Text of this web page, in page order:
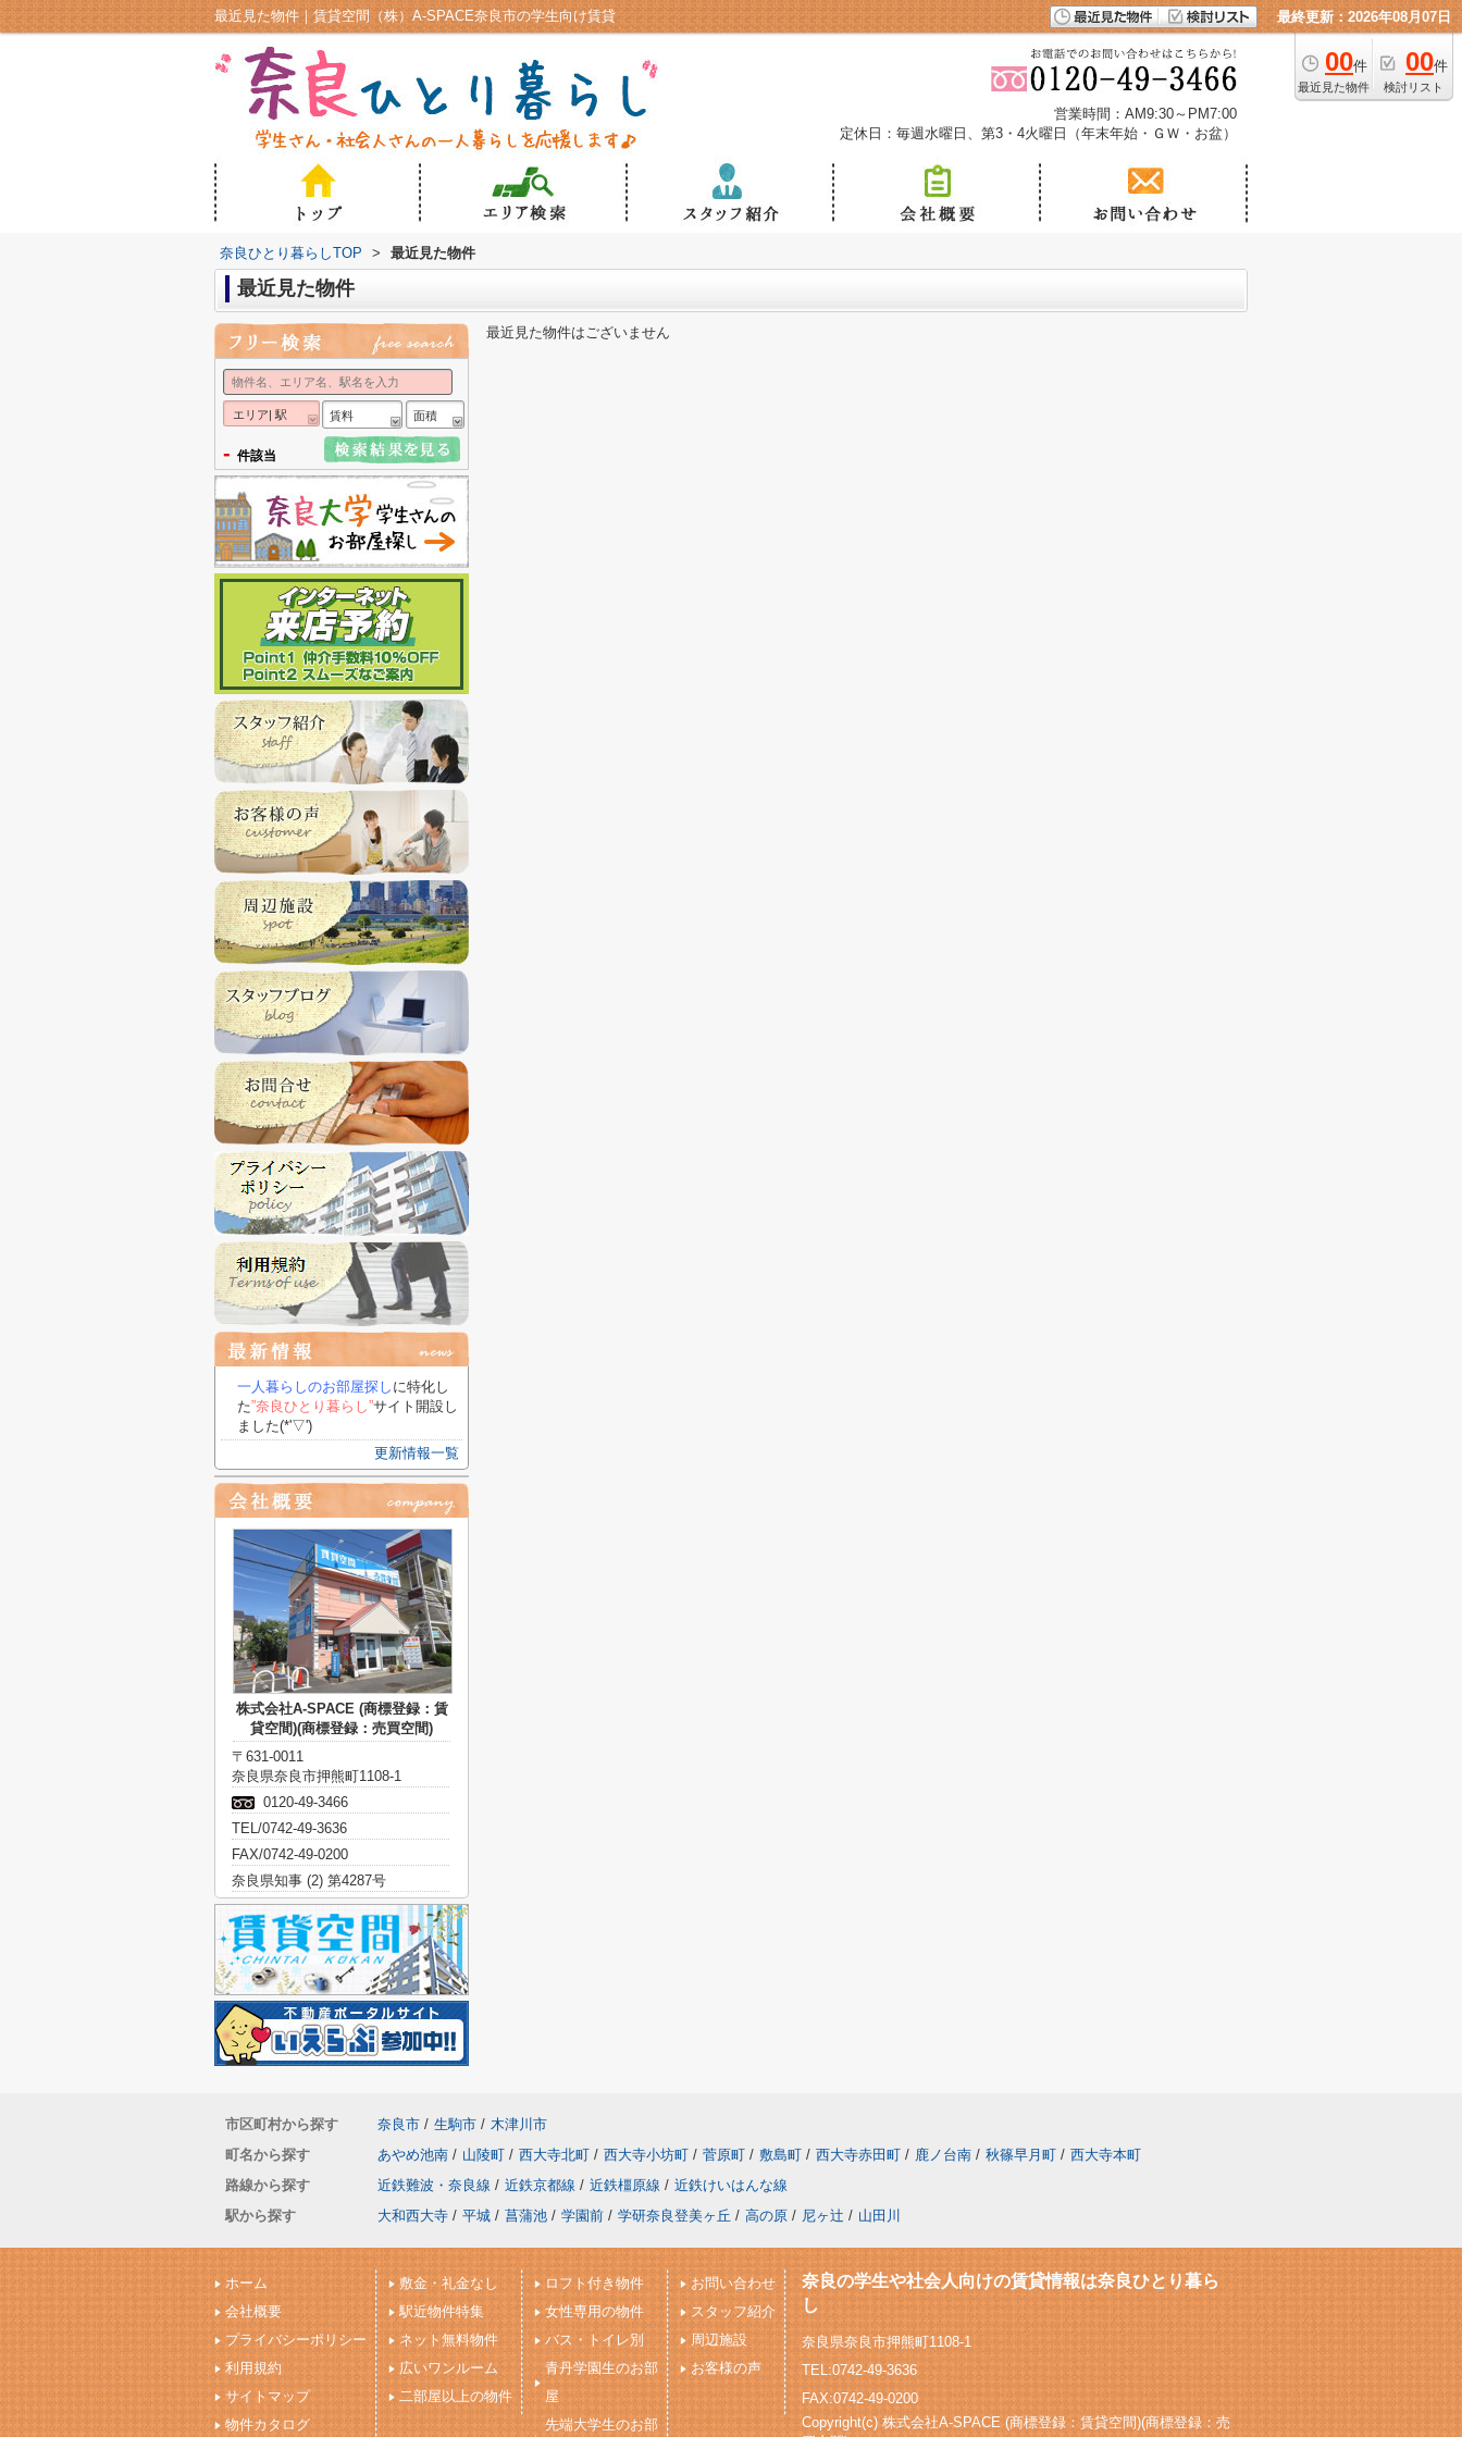
最近見た物件｜賃貸空間（株）A-SPACE奈良市の学生向け賃貸 最終更新：2026年08月07日
00件
最近見た物件
00件
検討リスト
営業時間：AM9:30～PM7:00
定休日：毎週水曜日、第3・4火曜日（年末年始・ＧＷ・お盆）
奈良ひとり暮らしTOP > 最近見た物件
最近見た物件
最近見た物件はございません
エリア| 駅 賃料 面積
- 件該当
一人暮らしのお部屋探し に特化し
た”奈良ひとり暮らし”サイト開設し
ました(*'▽')
更新情報一覧
株式会社A-SPACE (商標登録：賃
貸空間)(商標登録：売買空間)
〒631-0011
奈良県奈良市押熊町1108-1
0120-49-3466
TEL/0742-49-3636
FAX/0742-49-0200
奈良県知事 (2) 第4287号
市区町村から探す 奈良市 / 生駒市 / 木津川市
町名から探す
あやめ池南 / 山陵町 / 西大寺北町 / 西大寺小坊町 / 菅原町 / 敷島町 / 西大寺赤田町 / 鹿ノ台南 / 秋篠早月町 / 西大寺本町
路線から探す
近鉄難波・奈良線 / 近鉄京都線 / 近鉄橿原線 / 近鉄けいはんな線
駅から探す
大和西大寺 / 平城 / 菖蒲池 / 学園前 / 学研奈良登美ヶ丘 / 高の原 / 尼ヶ辻 / 山田川
ホーム
会社概要
プライバシーポリシー
利用規約
サイトマップ
物件カタログ
敷金・礼金なし
駅近物件特集
ネット無料物件
広いワンルーム
二部屋以上の物件
ロフト付き物件
女性専用の物件
バス・トイレ別
青丹学園生のお部
屋
先端大学生のお部
お問い合わせ
スタッフ紹介
周辺施設
お客様の声
奈良の学生や社会人向けの賃貸情報は奈良ひとり暮ら
し
奈良県奈良市押熊町1108-1
TEL:0742-49-3636
FAX:0742-49-0200
Copyright(c) 株式会社A-SPACE (商標登録：賃貸空間)(商標登録：売